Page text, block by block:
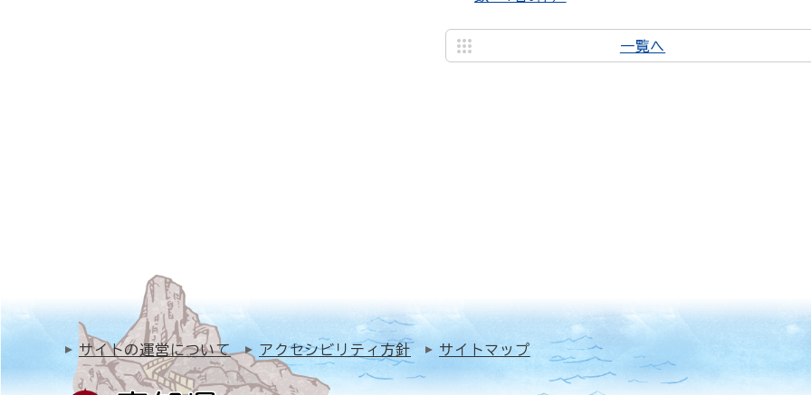
一覧へ
サイトの運営について アクセシビリティ方針 サイトマップ